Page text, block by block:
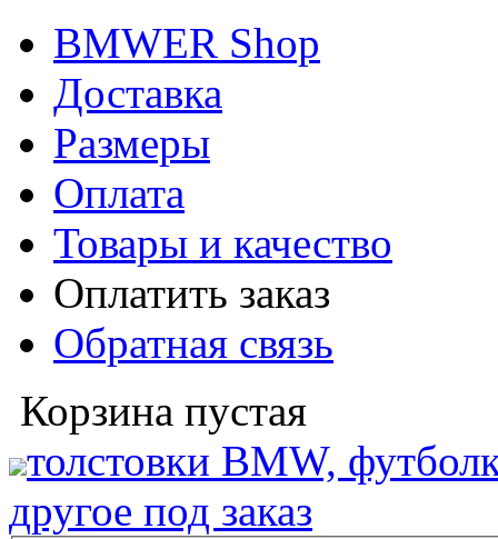
BMWER Shop
Доставка
Размеры
Оплата
Товары и качество
Оплатить заказ
Обратная связь
Корзина пустая
толстовки BMW,
другое под заказ